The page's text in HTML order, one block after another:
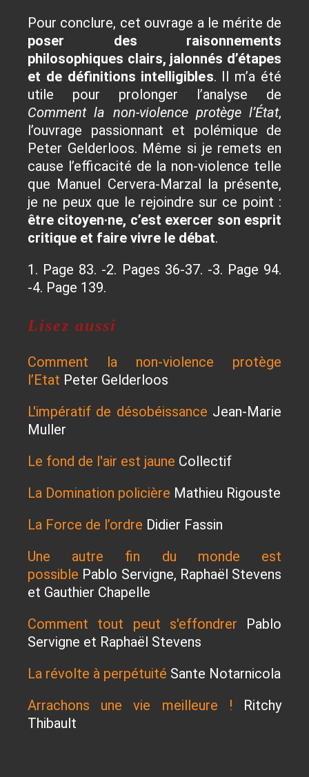
Pour conclure, cet ouvrage a le mérite de
poser des raisonnements
philosophiques clairs, jalonnés d’étapes
et de définitions intelligibles. Il m’a été
utile pour prolonger l’analyse de
Comment la non-violence protège l’État,
l’ouvrage passionnant et polémique de
Peter Gelderloos. Même si je remets en
cause l’efficacité de la non-violence telle
que Manuel Cervera-Marzal la présente,
je ne peux que le rejoindre sur ce point :
être citoyen·ne, c’est exercer son esprit
critique et faire vivre le débat.
1. Page 83. -2. Pages 36-37. -3. Page 94.
-4. Page 139.
Lisez aussi
Comment la non-violence protège
l’Etat Peter Gelderloos
L'impératif de désobéissance Jean-Marie
Muller
Le fond de l'air est jaune Collectif
La Domination policière Mathieu Rigouste
La Force de l’ordre Didier Fassin
Une autre fin du monde est
possible Pablo Servigne, Raphaël Stevens
et Gauthier Chapelle
Comment tout peut s'effondrer Pablo
Servigne et Raphaël Stevens
La révolte à perpétuité Sante Notarnicola
Arrachons une vie meilleure ! Ritchy
Thibault